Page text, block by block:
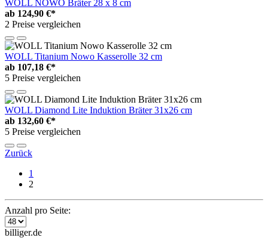
WOLL NOWO Bräter 28 x 8 cm
ab 124,90 €*
2 Preise vergleichen
WOLL Titanium Nowo Kasserolle 32 cm
ab 107,18 €*
5 Preise vergleichen
WOLL Diamond Lite Induktion Bräter 31x26 cm
ab 132,60 €*
5 Preise vergleichen
Zurück
1
2
Anzahl pro Seite:
billiger.de